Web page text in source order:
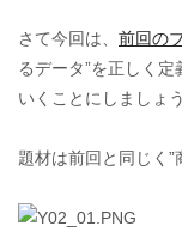
さて今回は、 前回の
るデータ”を正しく
いくことにしましょう
題材は前回と同じく”